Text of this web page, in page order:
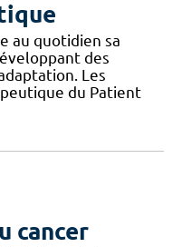
au quotidien sa
des
Les
du Patient
cancer